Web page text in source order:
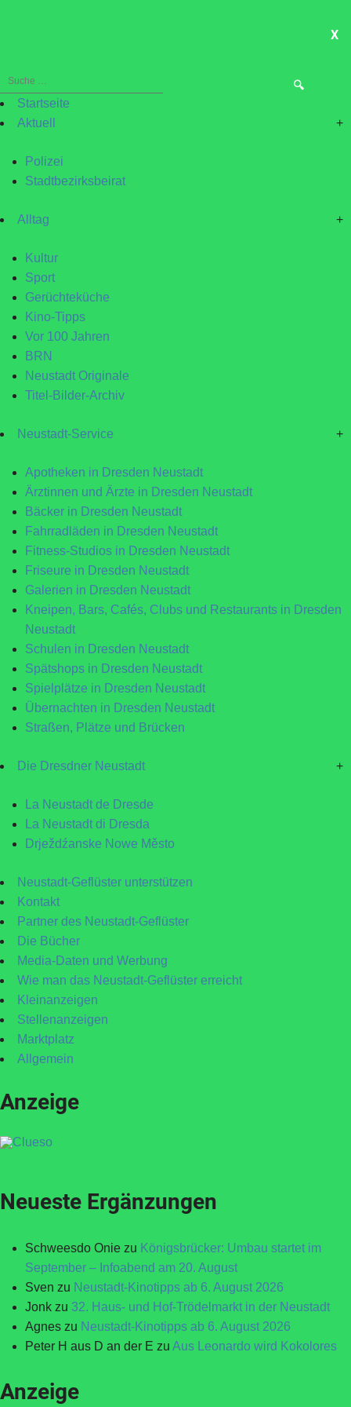
X
Suche
nach:Startseite
Aktuell
+
Polizei
Stadtbezirksbeirat
Alltag +
Kultur
Sport
Gerüchteküche
Kino-Tipps
Vor 100 Jahren
BRN
Neustadt Originale
Titel-Bilder-Archiv
Neustadt-Service +
Apotheken in Dresden Neustadt
Ärztinnen und Ärzte in Dresden Neustadt
Bäcker in Dresden Neustadt
Fahrradläden in Dresden Neustadt
Fitness-Studios in Dresden Neustadt
Friseure in Dresden Neustadt
Galerien in Dresden Neustadt
Kneipen, Bars, Cafés, Clubs und Restaurants in Dresden
Neustadt
Schulen in Dresden Neustadt
Spätshops in Dresden Neustadt
Spielplätze in Dresden Neustadt
Übernachten in Dresden Neustadt
Straßen, Plätze und Brücken
Die Dresdner Neustadt +
La Neustadt de Dresde
La Neustadt di Dresda
Drježdźanske Nowe Město
Neustadt-Geflüster unterstützen
Kontakt
Partner des Neustadt-Geflüster
Die Bücher
Media-Daten und Werbung
Wie man das Neustadt-Geflüster erreicht
Kleinanzeigen
Stellenanzeigen
Marktplatz
Allgemein
Anzeige
Neueste Ergänzungen
Schweesdo Onie zu Königsbrücker: Umbau startet im
September – Infoabend am 20. August
Sven zu Neustadt-Kinotipps ab 6. August 2026
Jonk zu 32. Haus- und Hof-Trödelmarkt in der Neustadt
Agnes zu Neustadt-Kinotipps ab 6. August 2026
Peter H aus D an der E zu Aus Leonardo wird Kokolores
Anzeige